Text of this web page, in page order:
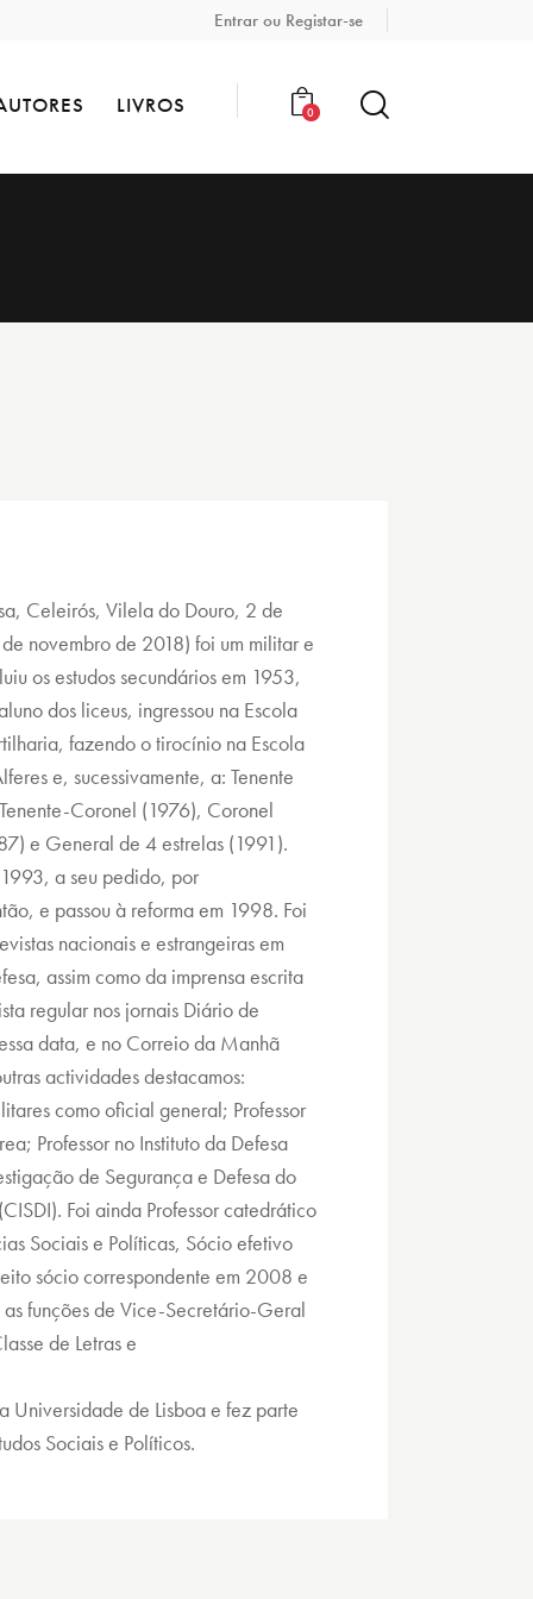
Entrar ou Registar-se
LIVROS 0
Celeirós, Vilela do Douro, 2 de
novembro de 2018) foi um militar e
os estudos secundários em 1953,
dos liceus, ingressou na Escola
fazendo o tirocínio na Escola
e, sucessivamente, a: Tenente
Coronel (1976), Coronel
e General de 4 estrelas (1991).
a seu pedido, por
e passou à reforma em 1998. Foi
nacionais e estrangeiras em
assim como da imprensa escrita
regular nos jornais Diário de
data, e no Correio da Manhã
actividades destacamos:
como oficial general; Professor
Professor no Instituto da Defesa
de Segurança e Defesa do
Foi ainda Professor catedrático
Sociais e Políticas, Sócio efetivo
sócio correspondente em 2008 e
funções de Vice-Secretário-Geral
de Letras e
de Lisboa e fez parte
Sociais e Políticos.